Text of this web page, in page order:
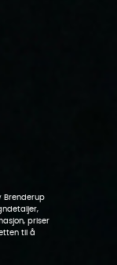
Brenderup
priser
til å